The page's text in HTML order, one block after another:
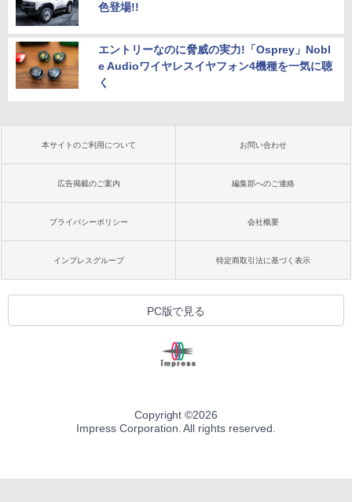
色登場!!
エントリーなのに脅威の実力!「Osprey」Nobl
e Audioワイヤレスイヤフォン4機種を一気に聴
く
本サイトのご利用について お問い合わせ
広告掲載のご案内 編集部へのご連絡
プライバシーポリシー 会社概要
インプレスグループ 特定商取引法に基づく表示
PC版で見る
Copyright ©2026
Impress Corporation. All rights reserved.